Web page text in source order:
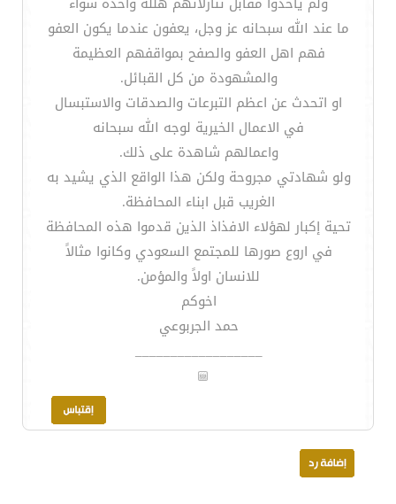
ما عند الله سبحانه عز وجل، يعفون عندما يكون العفو
فهم اهل العفو والصفح بمواقفهم العظيمة
والمشهودة من كل القبائل.
او اتحدث عن اعظم التبرعات والصدقات والاستبسال
في الاعمال الخيرية لوجه الله سبحانه
واعمالهم شاهدة على ذلك.
ولو شهادتي مجروحة ولكن هذا الواقع الذي يشيد به
الغريب قبل ابناء المحافظة.
تحية إكبار لهؤلاء الافذاذ الذين قدموا هذه المحافظة
في اروع صورها للمجتمع السعودي وكانوا مثالاً
للانسان اولاً والمؤمن.
اخوكم
حمد الجربوعي
__________________